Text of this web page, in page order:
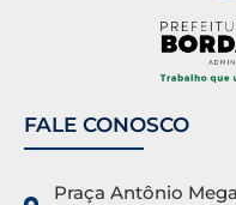
FALE CONOSCO
Praça Antônio